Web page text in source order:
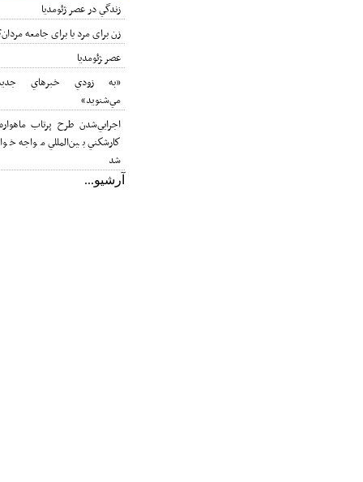
زندگي در عصر ژئومديا
زن برای مرد یا برای جامعه مردان؟
عصر ‍ژئومديا
«به زودي خبرهاي جديدي
مي‌شنويد»
اجرايي‌شدن طرح پرتاب ماهواره با
كارشكني بين‌المللي مواجه خواهد
آرشيو...